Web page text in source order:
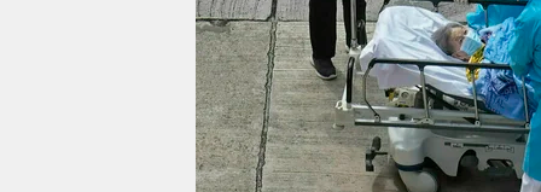
verlag
veranstaltungen
shop
fragen & hilfe